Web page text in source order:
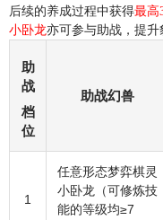
后续的养成过程中获得最高
小卧龙亦可参与助战，提升
助
战
档
位
助战幻兽
1
任意形态梦弈棋灵
小卧龙（可修炼技
能的等级均≥7